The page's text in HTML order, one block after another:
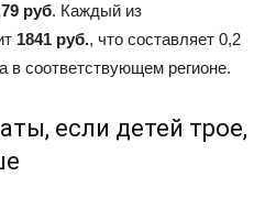
руб. Каждый из
1841 руб., что составляет 0,2
в соответствующем регионе.
если детей трое,